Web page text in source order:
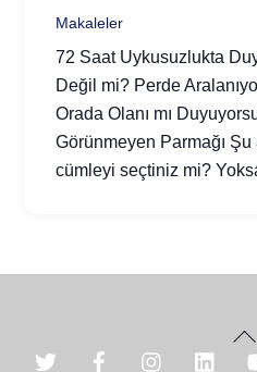
Makaleler
72 Saat Uykusuzlukta
Değil mi? Perde
Orada Olanı mı
Görünmeyen Parmağı
cümleyi seçtiniz mi?